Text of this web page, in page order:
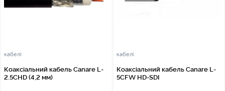
кабелі
Коаксіальний кабель Canare L-
2.5CHD (4,2 мм)
кабелі
Коаксіальний кабель Canare L-
5CFW HD-SDI